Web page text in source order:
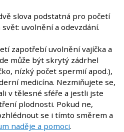
slova podstatná pro početí
uvolnění a odevzdání.
zapotřebí uvolnění vajíčka a
může být skrytý zádrhel
nízký počet spermií apod.),
medicína. Nezmiňujete se,
v tělesné sféře a jestli jste
plodnosti. Pokud ne,
se i tímto směrem a
naděje a pomoci.